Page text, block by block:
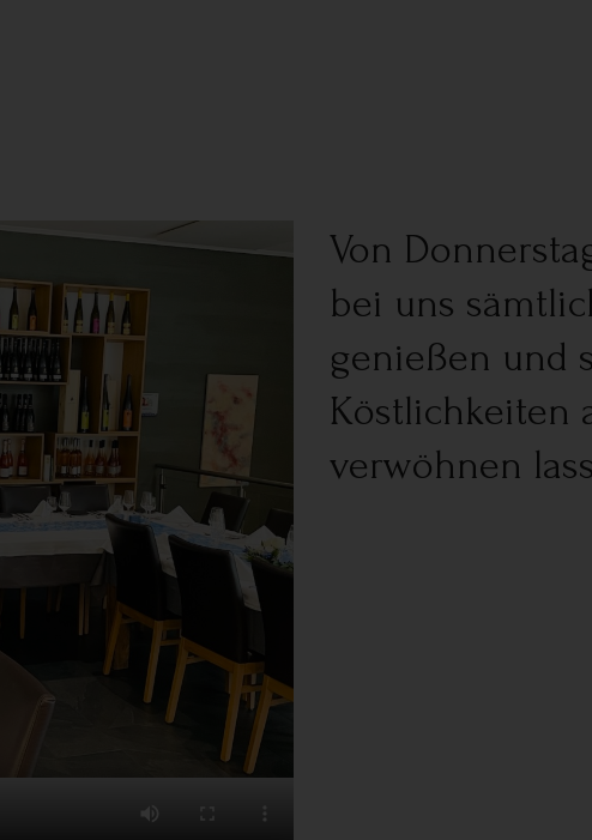
Von
bei uns
genießen und
Köstlichkeiten
verwöhnen